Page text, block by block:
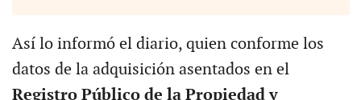
Así lo informó el diario, quien conforme los
datos de la adquisición asentados en el
Registro Público de la Propiedad y